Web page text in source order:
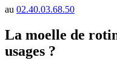
au 02.40.03.68.50
La moelle de
usages ?